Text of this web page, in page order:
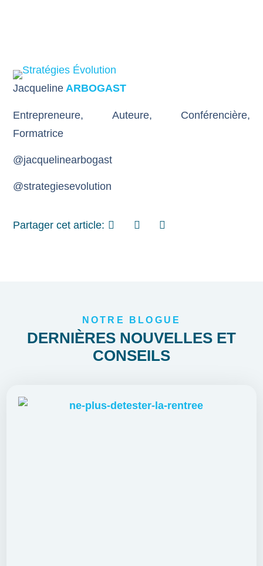
Jacqueline ARBOGAST
Entrepreneure, Auteure, Conférencière,
Formatrice
@jacquelinearbogast
@strategiesevolution
Partager cet article:
NOTRE BLOGUE
DERNIÈRES NOUVELLES ET
CONSEILS